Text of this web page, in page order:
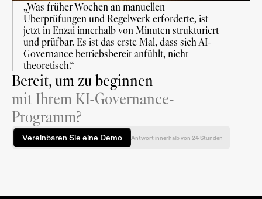
„Was früher Wochen an manuellen
Überprüfungen und Regelwerk erforderte, ist
jetzt in Enzai innerhalb von Minuten strukturiert
und prüfbar. Es ist das erste Mal, dass sich AI-
Governance betriebsbereit anfühlt, nicht
theoretisch.“
Bereit, um zu beginnen
mit Ihrem KI-Governance-
Programm?
Vereinbaren Sie eine Demo Antwort innerhalb von 24 Stunden